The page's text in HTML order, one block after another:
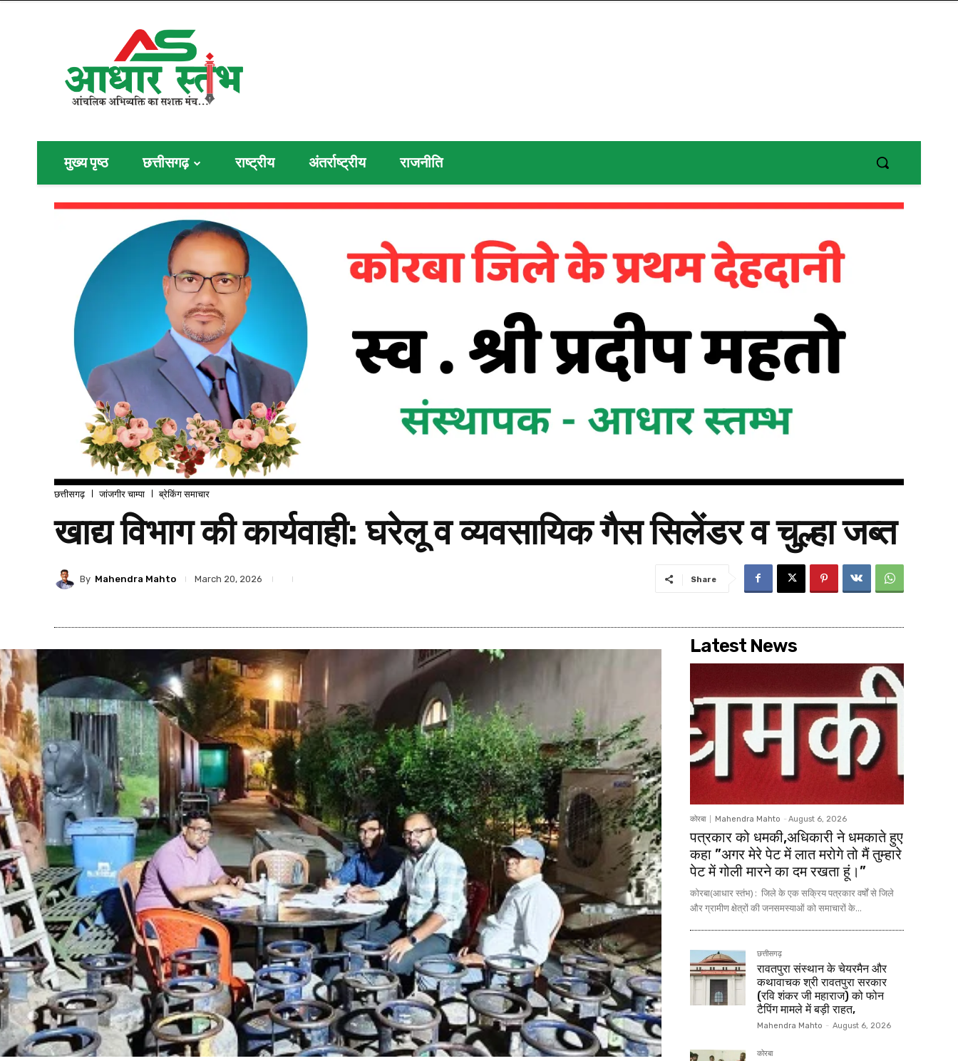
मुख्य पृष्ठ छत्तीसगढ़ राष्ट्रीय अंतर्राष्ट्रीय राजनीति
छत्तीसगढ़ जांजगीर चाम्पा ब्रेकिंग समाचार
खाद्य विभाग की कार्यवाही: घरेलू व व्यवसायिक गैस सिलेंडर व चुल्हा जब्त
By Mahendra Mahto March 20, 2026 Share
Latest News
कोरबा Mahendra Mahto - August 6, 2026
पत्रकार को धमकी,अधिकारी ने धमकाते हुए
कहा ”अगर मेरे पेट में लात मरोगे तो मैं तुम्हारे
पेट में गोली मारने का दम रखता हूं।”
कोरबा(आधार स्तंभ) : जिले के एक सक्रिय पत्रकार वर्षों से जिले
और ग्रामीण क्षेत्रों की जनसमस्याओं को समाचारों के...
छत्तीसगढ़
रावतपुरा संस्थान के चेयरमैन और
कथावाचक श्री रावतपुरा सरकार
(रवि शंकर जी महाराज) को फोन
टैपिंग मामले में बड़ी राहत,
Mahendra Mahto - August 6, 2026
कोरबा